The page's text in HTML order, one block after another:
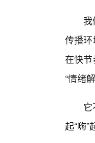
传播
在快
“情绪解
起“嗨”